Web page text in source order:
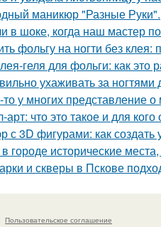
маникюр "Разные Руки".
в шоке, когда наш мастер
фольгу на ногти без
геля для фольги: как это
ухаживать за
у многих представление
арт: что это такое и для
с 3D фигурами: как создать
городе исторические
и скверы в Пскове
Пользовательское соглашение